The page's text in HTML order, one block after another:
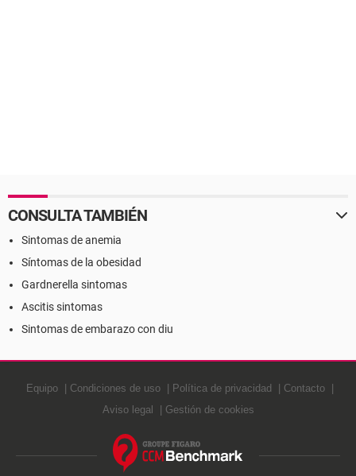
CONSULTA TAMBIÉN
Sintomas de anemia
Síntomas de la obesidad
Gardnerella sintomas
Ascitis sintomas
Sintomas de embarazo con diu
Equipo Condiciones de uso Política de privacidad
Contacto
Aviso legal
Gestión de cookies